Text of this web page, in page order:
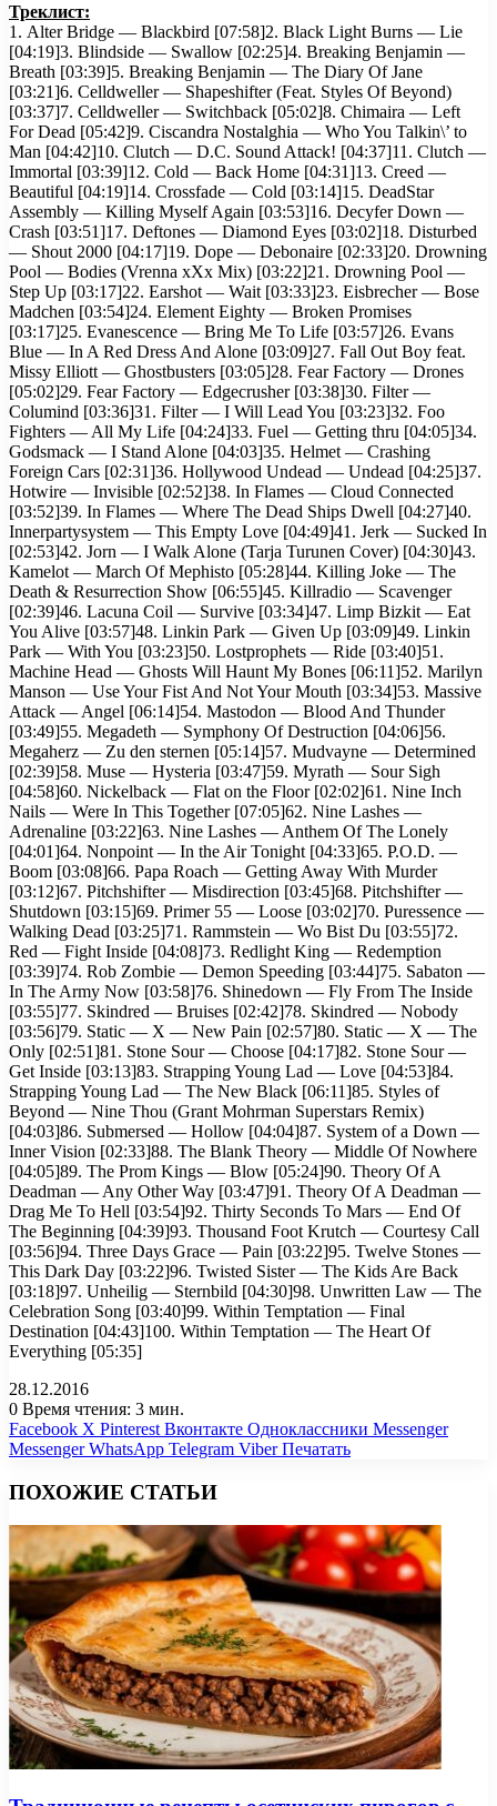
Треклист:
1. Alter Bridge — Blackbird [07:58]2. Black Light Burns — Lie
[04:19]3. Blindside — Swallow [02:25]4. Breaking Benjamin —
Breath [03:39]5. Breaking Benjamin — The Diary Of Jane
[03:21]6. Celldweller — Shapeshifter (Feat. Styles Of Beyond)
[03:37]7. Celldweller — Switchback [05:02]8. Chimaira — Left
For Dead [05:42]9. Ciscandra Nostalghia — Who You Talkin\’ to
Man [04:42]10. Clutch — D.C. Sound Attack! [04:37]11. Clutch —
Immortal [03:39]12. Cold — Back Home [04:31]13. Creed —
Beautiful [04:19]14. Crossfade — Cold [03:14]15. DeadStar
Assembly — Killing Myself Again [03:53]16. Decyfer Down —
Crash [03:51]17. Deftones — Diamond Eyes [03:02]18. Disturbed
— Shout 2000 [04:17]19. Dope — Debonaire [02:33]20. Drowning
Pool — Bodies (Vrenna xXx Mix) [03:22]21. Drowning Pool —
Step Up [03:17]22. Earshot — Wait [03:33]23. Eisbrecher — Bose
Madchen [03:54]24. Element Eighty — Broken Promises
[03:17]25. Evanescence — Bring Me To Life [03:57]26. Evans
Blue — In A Red Dress And Alone [03:09]27. Fall Out Boy feat.
Missy Elliott — Ghostbusters [03:05]28. Fear Factory — Drones
[05:02]29. Fear Factory — Edgecrusher [03:38]30. Filter —
Columind [03:36]31. Filter — I Will Lead You [03:23]32. Foo
Fighters — All My Life [04:24]33. Fuel — Getting thru [04:05]34.
Godsmack — I Stand Alone [04:03]35. Helmet — Crashing
Foreign Cars [02:31]36. Hollywood Undead — Undead [04:25]37.
Hotwire — Invisible [02:52]38. In Flames — Cloud Connected
[03:52]39. In Flames — Where The Dead Ships Dwell [04:27]40.
Innerpartysystem — This Empty Love [04:49]41. Jerk — Sucked In
[02:53]42. Jorn — I Walk Alone (Tarja Turunen Cover) [04:30]43.
Kamelot — March Of Mephisto [05:28]44. Killing Joke — The
Death & Resurrection Show [06:55]45. Killradio — Scavenger
[02:39]46. Lacuna Coil — Survive [03:34]47. Limp Bizkit — Eat
You Alive [03:57]48. Linkin Park — Given Up [03:09]49. Linkin
Park — With You [03:23]50. Lostprophets — Ride [03:40]51.
Machine Head — Ghosts Will Haunt My Bones [06:11]52. Marilyn
Manson — Use Your Fist And Not Your Mouth [03:34]53. Massive
Attack — Angel [06:14]54. Mastodon — Blood And Thunder
[03:49]55. Megadeth — Symphony Of Destruction [04:06]56.
Megaherz — Zu den sternen [05:14]57. Mudvayne — Determined
[02:39]58. Muse — Hysteria [03:47]59. Myrath — Sour Sigh
[04:58]60. Nickelback — Flat on the Floor [02:02]61. Nine Inch
Nails — Were In This Together [07:05]62. Nine Lashes —
Adrenaline [03:22]63. Nine Lashes — Anthem Of The Lonely
[04:01]64. Nonpoint — In the Air Tonight [04:33]65. P.O.D. —
Boom [03:08]66. Papa Roach — Getting Away With Murder
[03:12]67. Pitchshifter — Misdirection [03:45]68. Pitchshifter —
Shutdown [03:15]69. Primer 55 — Loose [03:02]70. Puressence —
Walking Dead [03:25]71. Rammstein — Wo Bist Du [03:55]72.
Red — Fight Inside [04:08]73. Redlight King — Redemption
[03:39]74. Rob Zombie — Demon Speeding [03:44]75. Sabaton —
In The Army Now [03:58]76. Shinedown — Fly From The Inside
[03:55]77. Skindred — Bruises [02:42]78. Skindred — Nobody
[03:56]79. Static — X — New Pain [02:57]80. Static — X — The
Only [02:51]81. Stone Sour — Choose [04:17]82. Stone Sour —
Get Inside [03:13]83. Strapping Young Lad — Love [04:53]84.
Strapping Young Lad — The New Black [06:11]85. Styles of
Beyond — Nine Thou (Grant Mohrman Superstars Remix)
[04:03]86. Submersed — Hollow [04:04]87. System of a Down —
Inner Vision [02:33]88. The Blank Theory — Middle Of Nowhere
[04:05]89. The Prom Kings — Blow [05:24]90. Theory Of A
Deadman — Any Other Way [03:47]91. Theory Of A Deadman —
Drag Me To Hell [03:54]92. Thirty Seconds To Mars — End Of
The Beginning [04:39]93. Thousand Foot Krutch — Courtesy Call
[03:56]94. Three Days Grace — Pain [03:22]95. Twelve Stones —
This Dark Day [03:22]96. Twisted Sister — The Kids Are Back
[03:18]97. Unheilig — Sternbild [04:30]98. Unwritten Law — The
Celebration Song [03:40]99. Within Temptation — Final
Destination [04:43]100. Within Temptation — The Heart Of
Everything [05:35]
28.12.2016
0 Время чтения: 3 мин.
Facebook X Pinterest Вконтакте Одноклассники Messenger
Messenger WhatsApp Telegram Viber Печатать
ПОХОЖИЕ СТАТЬИ